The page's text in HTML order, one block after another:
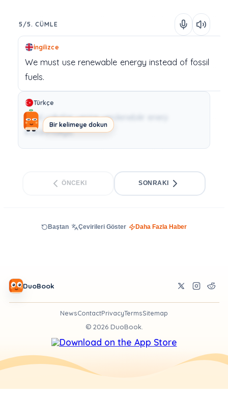
Bir kelimeye dokun
5/5. CÜMLE
İngilizce
We must use renewable energy instead of fossil
fuels.
Türkçe
Fosil yakıtlar yerine yenilenebilir enerji
kullanmalıyız.
ÖNCEKI SONRAKI
Baştan Çevirileri Göster Daha Fazla Haber
DuoBook
NewsContactPrivacyTermsSitemap
© 2026DuoBook.